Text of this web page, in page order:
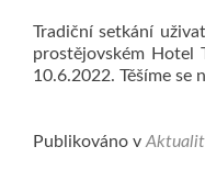
Tradiční setkání
prostějovském Hotel
10.6.2022. Těšíme se
Publikováno v